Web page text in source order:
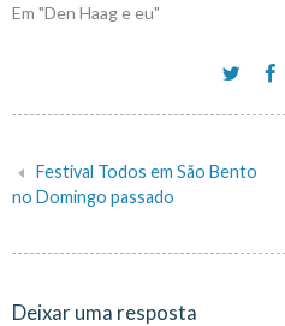
Em "Den Haag e eu"
Navegação
Festival Todos em São Bento
no Domingo passado
Deixar uma resposta